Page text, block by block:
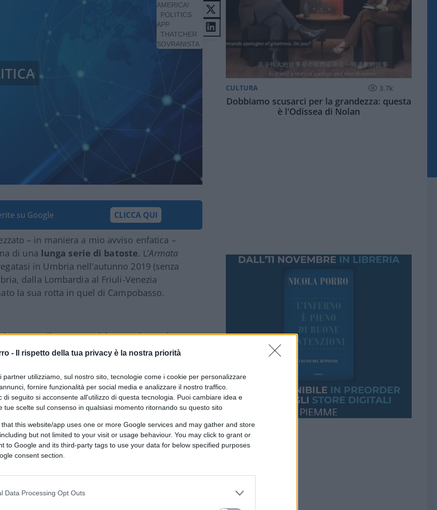
- Il rispetto della tua privacy è la nostra priorità
partner utilizziamo, sul nostro sito, tecnologie come i cookie per personalizzare
fornire funzionalità per social media e analizzare il nostro traffico.
di seguito si acconsente all'utilizzo di questa tecnologia. Puoi cambiare idea e
tue scelte sul consenso in qualsiasi momento ritornando su questo sito
that this website/app uses one or more Google services and may gather and store
but not limited to your visit or usage behaviour. You may click to grant or
to Google and its third-party tags to use your data for below specified purposes
consent section.
Data Processing Opt Outs
AMERICA!
POLITICS
APP
THATCHER
SOVRANISTA
su Google CLICCA QUI
– in maniera a mio avviso enfatica –
di una lunga serie di batoste. L’Armata
in Umbria nell’autunno 2019 (senza
dalla Lombardia al Friuli-Venezia
la sua rotta in quel di Campobasso.
noto e ribattezzatodal campo largo al
e Movimento 5 Stelle corrisponde in
più indietro nel tempo, troveremmo una
Fronte Democratico Popolaredi Togliatti-
Che cosa significa?
i socialcomunisti non hanno
né oggi, né (si spera) in futuro.
il fanatismo e l’
k.o. in partenza. Non pervenuta.
CULTURA 3.7k
Dobbiamo scusarci per la grandezza: questa
è l'Odissea di Nolan